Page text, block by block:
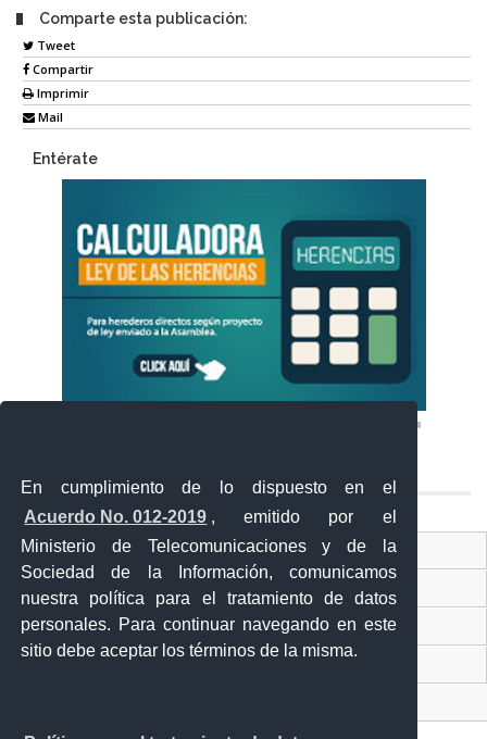
En cumplimiento de lo dispuesto en el
Acuerdo No. 012-2019 , emitido por el
Ministerio de Telecomunicaciones y de la
Sociedad de la Información, comunicamos
nuestra política para el tratamiento de datos
personales. Para continuar navegando en este
sitio debe aceptar los términos de la misma.
Comparte esta publicación:
Tweet
Compartir
Imprimir
Mail
Entérate
Ventanilla Única Virtual
Ventanilla Única de Comercio Exterior
Gobierno Abierto